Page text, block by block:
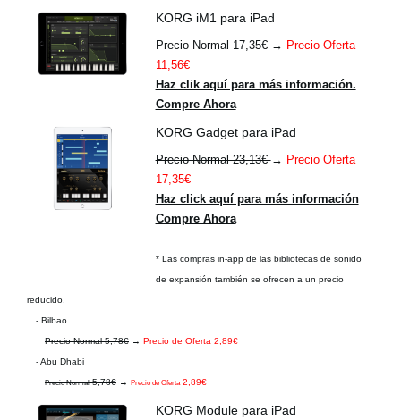
KORG iM1 para iPad
Precio Normal 17,35€→ Precio Oferta
11,56€
Haz clik aquí para más información.
Compre Ahora
KORG Gadget para iPad
Precio Normal 23,13€→ Precio Oferta
17,35€
Haz click aquí para más información
Compre Ahora
* Las compras in-app de las bibliotecas de sonido
de expansión también se ofrecen a un precio
reducido.
- Bilbao
Precio Normal 5,78€ → Precio de Oferta 2,89€
- Abu Dhabi
Precio Normal5,78€ → Precio de Oferta 2,89€
KORG Module para iPad